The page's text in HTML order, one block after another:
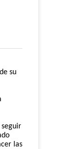
su
seguir
las